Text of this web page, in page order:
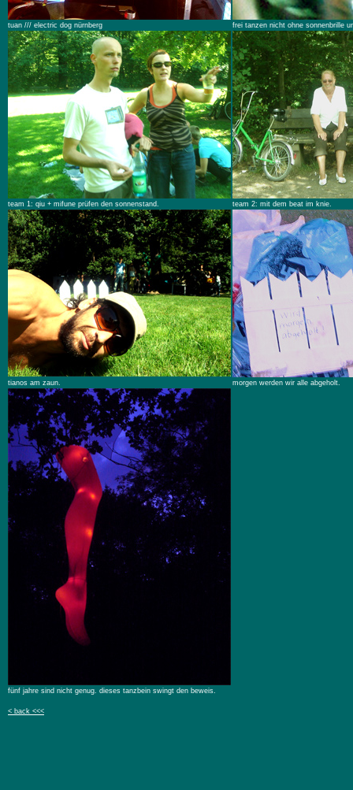
tuan /// electric dog nürnberg frei tanzen nicht ohne sonnenbrille
team 1: qiu + mifune prüfen den sonnenstand. team 2: mit dem beat im knie.
tianos am zaun. morgen werden wir alle abgeholt.
fünf jahre sind nicht genug. dieses tanzbein swingt den beweis.
< back <<<